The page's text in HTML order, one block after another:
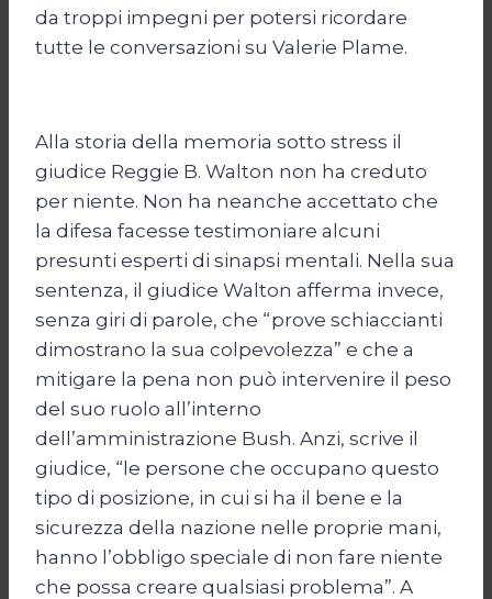
da troppi impegni per potersi ricordare
tutte le conversazioni su Valerie Plame.
Alla storia della memoria sotto stress il
giudice Reggie B. Walton non ha creduto
per niente. Non ha neanche accettato che
la difesa facesse testimoniare alcuni
presunti esperti di sinapsi mentali. Nella sua
sentenza, il giudice Walton afferma invece,
senza giri di parole, che “prove schiaccianti
dimostrano la sua colpevolezza” e che a
mitigare la pena non può intervenire il peso
del suo ruolo all’interno
dell’amministrazione Bush. Anzi, scrive il
giudice, “le persone che occupano questo
tipo di posizione, in cui si ha il bene e la
sicurezza della nazione nelle proprie mani,
hanno l’obbligo speciale di non fare niente
che possa creare qualsiasi problema”. A